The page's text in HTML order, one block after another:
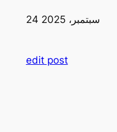
24 سبتمبر، 2025
edit post